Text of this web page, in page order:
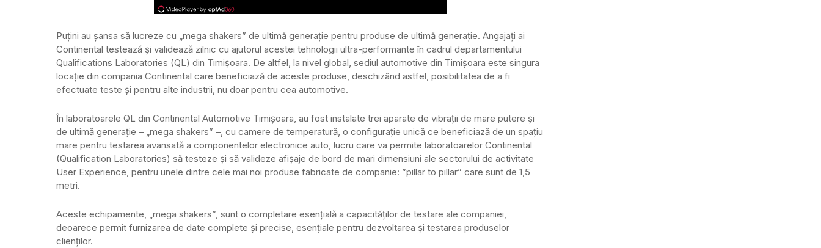
Puțini au șansa să lucreze cu „mega shakers” de ultimă generație pentru produse de ultimă generație. Angajați ai
Continental testează și validează zilnic cu ajutorul acestei tehnologii ultra-performante în cadrul departamentului
Qualifications Laboratories (QL) din Timișoara. De altfel, la nivel global, sediul automotive din Timișoara este singura
locație din compania Continental care beneficiază de aceste produse, deschizând astfel, posibilitatea de a fi
efectuate teste și pentru alte industrii, nu doar pentru cea automotive.
În laboratoarele QL din Continental Automotive Timișoara, au fost instalate trei aparate de vibrații de mare putere și
de ultimă generație – „mega shakers” –, cu camere de temperatură, o configurație unică ce beneficiază de un spațiu
mare pentru testarea avansată a componentelor electronice auto, lucru care va permite laboratoarelor Continental
(Qualification Laboratories) să testeze și să valideze afișaje de bord de mari dimensiuni ale sectorului de activitate
User Experience, pentru unele dintre cele mai noi produse fabricate de companie: ”pillar to pillar” care sunt de 1,5
metri.
Aceste echipamente, „mega shakers”, sunt o completare esențială a capacităților de testare ale companiei,
deoarece permit furnizarea de date complete și precise, esențiale pentru dezvoltarea și testarea produselor
clienților.